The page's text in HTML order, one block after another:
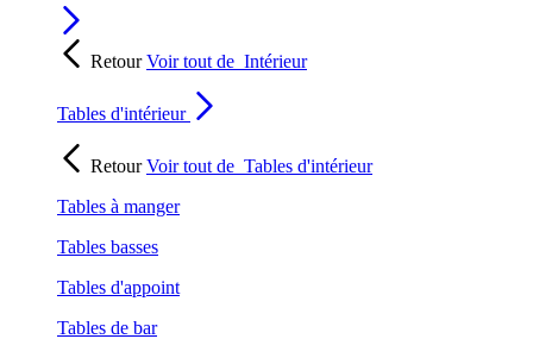
RetourVoir tout de Intérieur
Tables d'intérieur
RetourVoir tout de Tables d'intérieur
Tables à manger
Tables basses
Tables d'appoint
Tables de bar